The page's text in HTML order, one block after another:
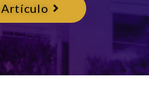
Artículo